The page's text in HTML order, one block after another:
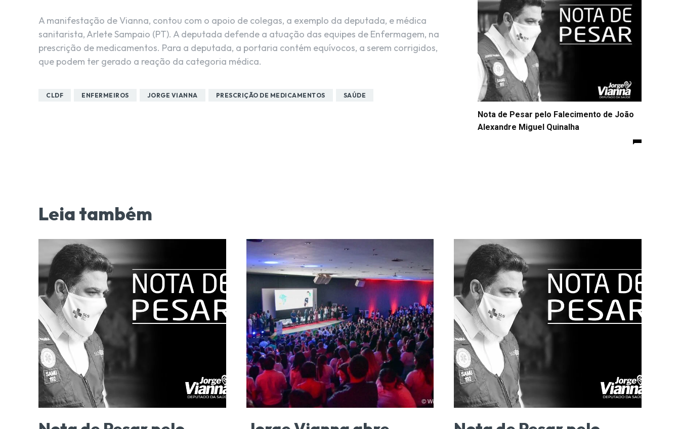
A manifestação de Vianna, contou com o apoio de colegas, a exemplo da deputada, e médica
sanitarista, Arlete Sampaio (PT). A deputada defende a atuação das equipes de Enfermagem, na
prescrição de medicamentos. Para a deputada, a portaria contém equívocos, a serem corrigidos,
que podem ter gerado a reação da categoria médica.
CLDF ENFERMEIROS JORGE VIANNA PRESCRIÇÃO DE MEDICAMENTOS SAÚDE
Nota de Pesar pelo Falecimento de João
Alexandre Miguel Quinalha
Leia também